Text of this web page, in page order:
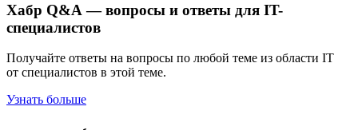
Хабр Q&A — вопросы и ответы для IT-
специалистов
Получайте ответы на вопросы по любой теме из области IT
от специалистов в этой теме.
Узнать больше